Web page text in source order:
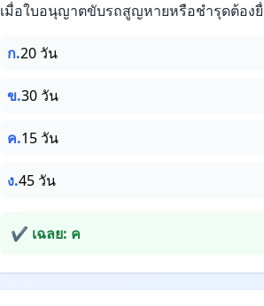
เมื่อใบอนุญาตขับรถสูญหายหรือชำรุดต้อง
ก.20 วัน
ข.30 วัน
ค.15 วัน
ง.45 วัน
✔ เฉลย: ค